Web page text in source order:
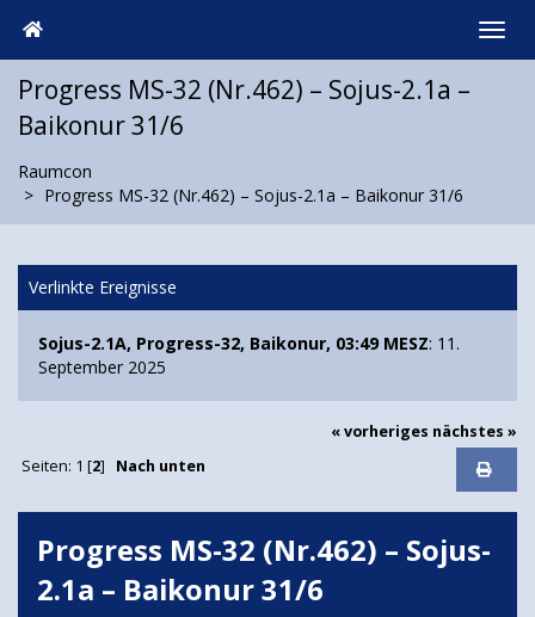
Progress MS-32 (Nr.462) – Sojus-2.1а –
Baikonur 31/6
Raumcon
Progress MS-32 (Nr.462) – Sojus-2.1а – Baikonur 31/6
Verlinkte Ereignisse
Sojus-2.1A, Progress-32, Baikonur, 03:49 MESZ: 11.
September 2025
« vorheriges nächstes »
Seiten: 1 [2] Nach unten
Progress MS-32 (Nr.462) – Sojus-
2.1а – Baikonur 31/6